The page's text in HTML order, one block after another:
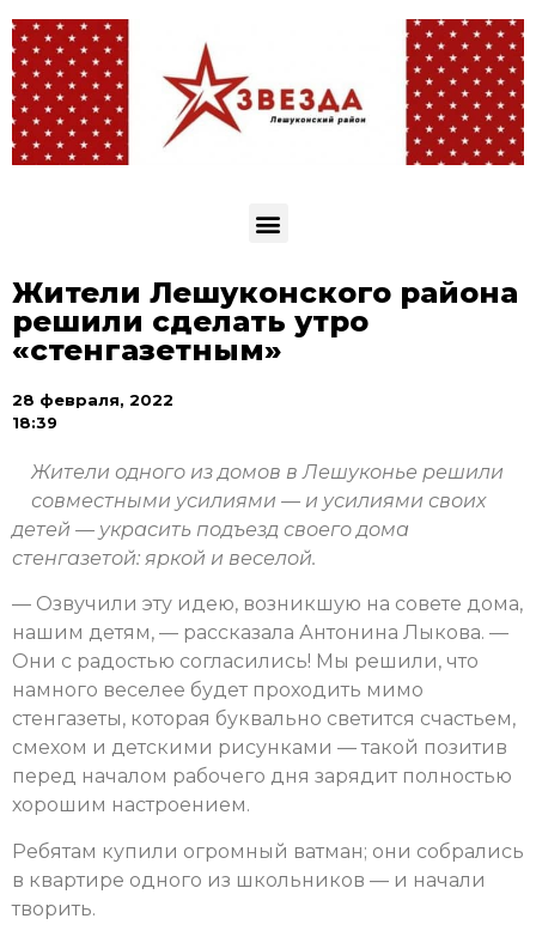
Жители Лешуконского района
решили сделать утро
«стенгазетным»
28 февраля, 2022
18:39
Жители одного из домов в Лешуконье решили
совместными усилиями — и усилиями своих
детей — украсить подъезд своего дома
стенгазетой: яркой и веселой.
— Озвучили эту идею, возникшую на совете дома,
нашим детям, — рассказала Антонина Лыкова. —
Они с радостью согласились! Мы решили, что
намного веселее будет проходить мимо
стенгазеты, которая буквально светится счастьем,
смехом и детскими рисунками — такой позитив
перед началом рабочего дня зарядит полностью
хорошим настроением.
Ребятам купили огромный ватман; они собрались
в квартире одного из школьников — и начали
творить.